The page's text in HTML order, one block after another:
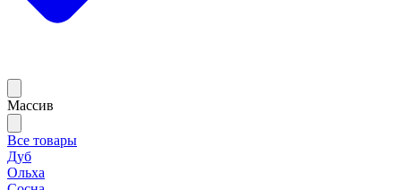
Массив
Все товары
Дуб
Ольха